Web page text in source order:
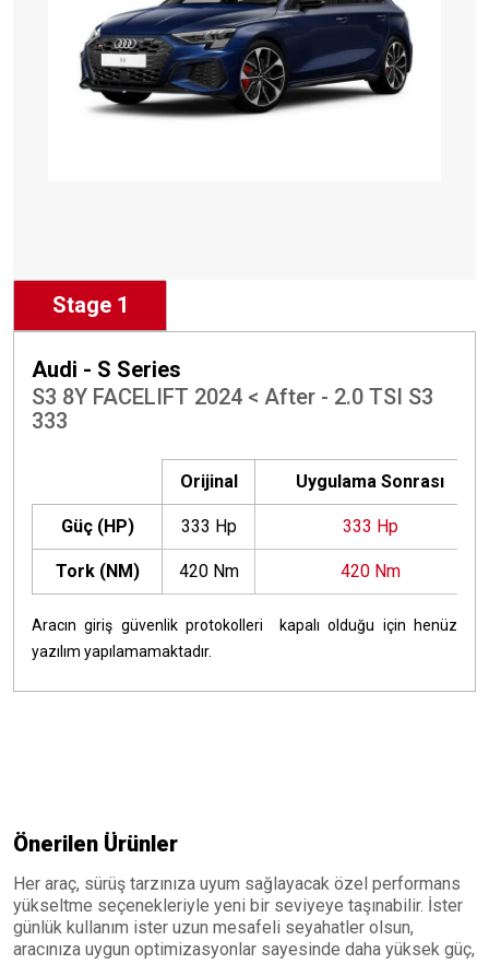
Stage 1
Audi - S Series
S3 8Y FACELIFT 2024 < After - 2.0 TSI S3
333
Orijinal Uygulama Sonrası
Güç (HP) 333 Hp 333 Hp
Tork (NM) 420 Nm 420 Nm
Aracın giriş güvenlik protokolleri kapalı olduğu için henüz
yazılım yapılamamaktadır.
Önerilen Ürünler
Her araç, sürüş tarzınıza uyum sağlayacak özel performans
yükseltme seçenekleriyle yeni bir seviyeye taşınabilir. İster
günlük kullanım ister uzun mesafeli seyahatler olsun,
aracınıza uygun optimizasyonlar sayesinde daha yüksek güç,